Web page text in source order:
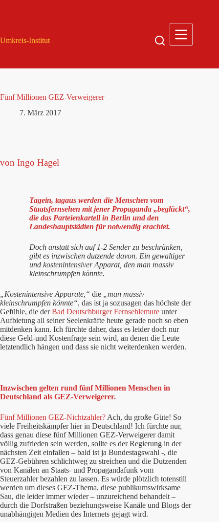
Umkreis-Institut
Fünf Millionen GEZ-Verweigerer
7. März 2017
von Ingo Hagel
Tagein, tagaus werden die Menschen vom
Staatsfernsehen mit jener Propaganda „beglückt“,
die das Parteienkartell in Berlin und den
Landeshauptstädten für notwendig erachtet.
Doch anstatt sich auf 1-2 Sender zu beschränken,
gibt es inzwischen dutzende davon. Ein gewaltiger
und kostenintensiver Apparat, den man massiv
kleinschrumpfen könnte.
„Kostenintensive Apparate,“ die
„man massiv
kleinschrumpfen könnte“, das ist ja sozusagen das höchste der
Gefühle, die derBad Deutschburger Fernsehlemure unter
Aufbietung all seiner Seelenkräfte heute gerade noch so eben
mitdenken kann. Ich fürchte daher, dass es leider doch nur
diese Geld-und Kostenfrage sein wird, an denen die Leute
letztendlich hängen und dass sie nicht weiterdenken werden.
Inzwischen gelten rund fünf Millionen Menschen in
Deutschland als GEZ-Verweigerer.
Fünf Millionen GEZ-Nichtzahler? Ach, du große Güte! So
viele Freiheitskämpfer hier in Deutschland! Ich fürchte nur,
dass genau diese fünf Millionen GEZ-Verweigerer damit
völlig zufrieden sein werden, sollte es der Regierung in der
nächsten Zeit einfallen – bald ist ja Bundestagswahl -, die
GEZ-Gebühren schlichtweg zu streichen und die Dutzenden
von Kanälen an Staats- und Propagandafunk vom
Steuerzahler bezahlen zu lassen. Es würde plötzlich totenstill
werden um dieses GEZ-Thema, diese publikumswirksame
Sau, die leider immer wieder – unzureichend behandelt –
durch die Dorfstraßen beziehungsweise Kanäle und Blogs der
unabhängigen Medien des Internets gejagt wird.